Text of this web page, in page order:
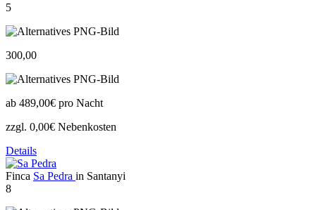
5
300,00
ab 489,00€ pro Nacht
zzgl. 0,00€ Nebenkosten
Details
Finca Sa Pedra in Santanyi
8